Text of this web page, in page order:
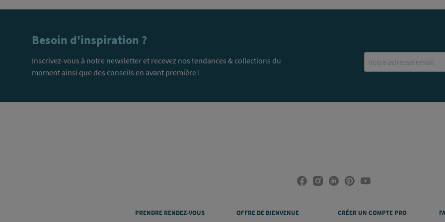
Besoin d'inspiration ?
Inscrivez-vous à notre newsletter et recevez nos tendances & collections du
moment ainsi que des conseils en avant première !
PRENDRE RENDEZ-VOUS OFFRE DE BIENVENUE CRÉER UN COMPTE PRO